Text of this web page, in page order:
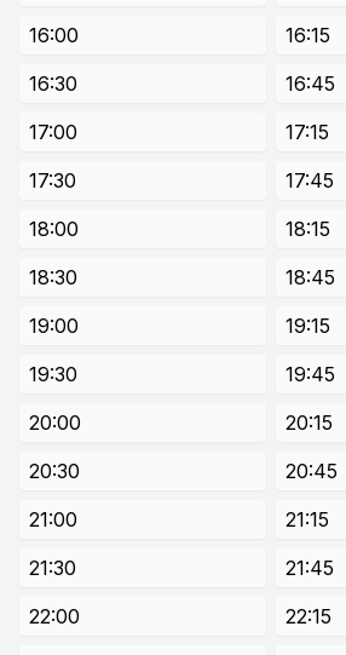
16:00
16:15
16:30
16:45
17:00
17:15
17:30
17:45
18:00
18:15
18:30
18:45
19:00
19:15
19:30
19:45
20:00
20:15
20:30
20:45
21:00
21:15
21:30
21:45
22:00
22:15